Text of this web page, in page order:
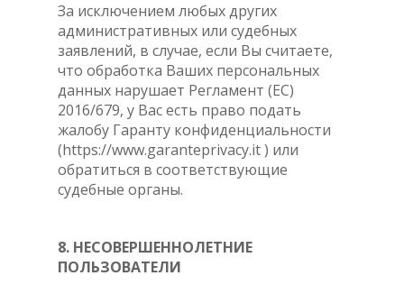
За исключением любых других
административных или судебных
заявлений, в случае, если Вы считаете,
что обработка Ваших персональных
данных нарушает Регламент (ЕС)
2016/679, у Вас есть право подать
жалобу Гаранту конфиденциальности
(https://www.garanteprivacy.it ) или
обратиться в соответствующие
судебные органы.
8. НЕСОВЕРШЕННОЛЕТНИЕ
ПОЛЬЗОВАТЕЛИ